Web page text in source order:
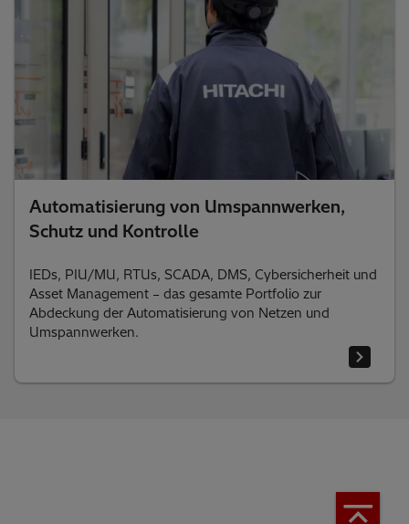
Automatisierung von Umspannwerken,
Schutz und Kontrolle
IEDs, PIU/MU, RTUs, SCADA, DMS, Cybersicherheit und
Asset Management – das gesamte Portfolio zur
Abdeckung der Automatisierung von Netzen und
Umspannwerken.